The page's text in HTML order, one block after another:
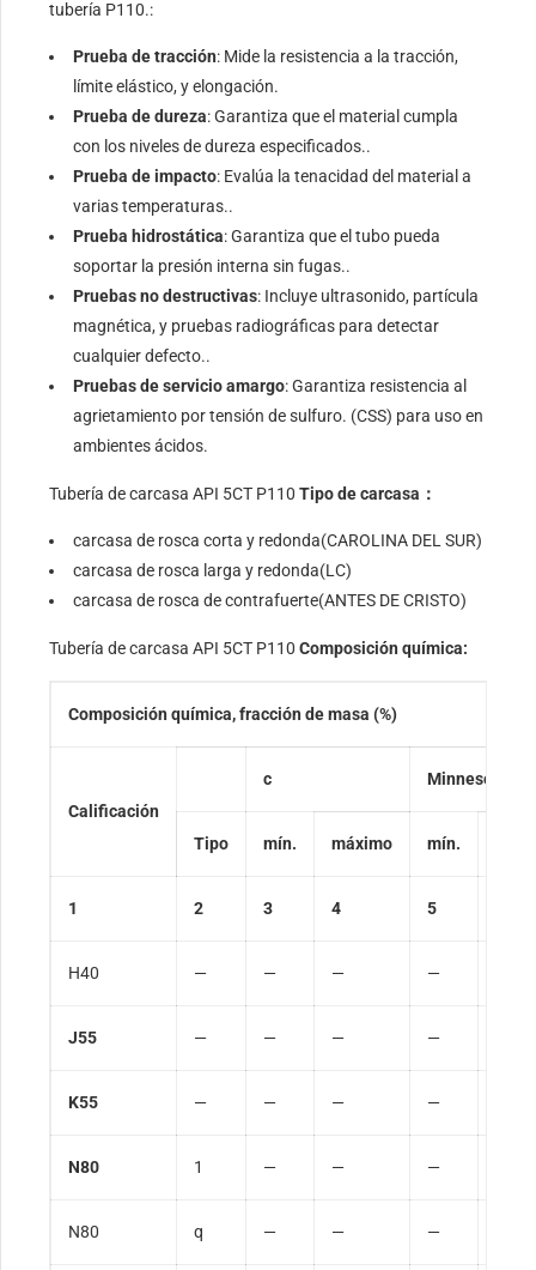
tubería P110.:
Prueba de tracción: Mide la resistencia a la tracción,
límite elástico, y elongación.
Prueba de dureza: Garantiza que el material cumpla
con los niveles de dureza especificados..
Prueba de impacto: Evalúa la tenacidad del material a
varias temperaturas..
Prueba hidrostática: Garantiza que el tubo pueda
soportar la presión interna sin fugas..
Pruebas no destructivas: Incluye ultrasonido, partícula
magnética, y pruebas radiográficas para detectar
cualquier defecto..
Pruebas de servicio amargo: Garantiza resistencia al
agrietamiento por tensión de sulfuro. (CSS) para uso en
ambientes ácidos.
Tubería de carcasa API 5CT P110Tipo de carcasa：
carcasa de rosca corta y redonda(CAROLINA DEL SUR)
carcasa de rosca larga y redonda(LC)
carcasa de rosca de contrafuerte(ANTES DE CRISTO)
Tubería de carcasa API 5CT P110Composición química:
Composición química, fracción de masa (%)
Calificación
c Minnesota
Tipo mín. máximo mín.
1 2 3 4 5
H40 — — — —
J55 — — — —
K55 — — — —
N80 1 — — —
N80 q — — —